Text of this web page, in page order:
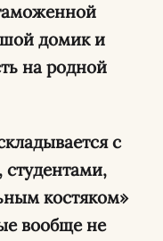
домик и
на родной
с
костяком»
вообще не